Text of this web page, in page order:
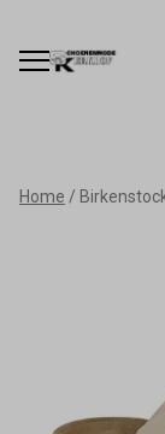
kopen
Home